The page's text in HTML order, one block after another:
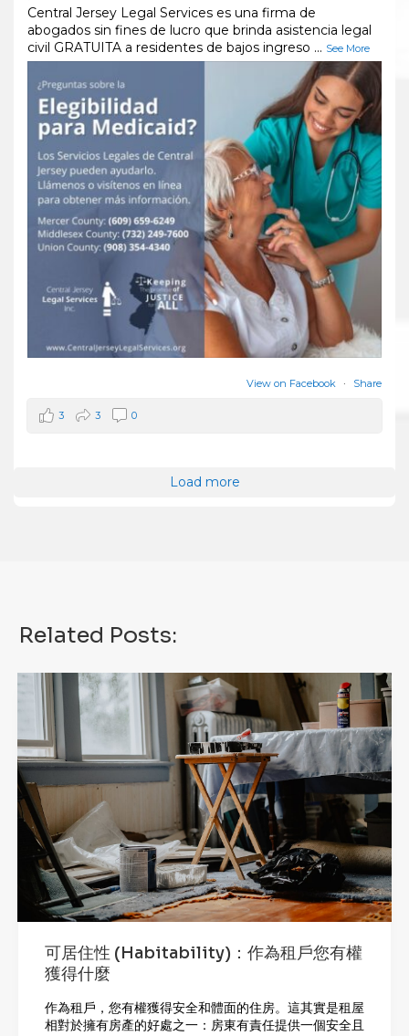
Central Jersey Legal Services es una firma de
abogados sin fines de lucro que brinda asistencia legal
civil GRATUITA a residentes de bajos ingreso ... See More
View on Facebook · Share
3 3 0
Load more
Related Posts:
可居住性 (Habitability)：作為租戶您有權
獲得什麼
作為租戶，您有權獲得安全和體面的住房。這其實是租屋
相對於擁有房產的好處之一：房東有責任提供一個安全且